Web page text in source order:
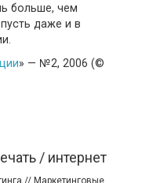
больше, чем
даже и в
» — №2, 2006 (©
/ интернет